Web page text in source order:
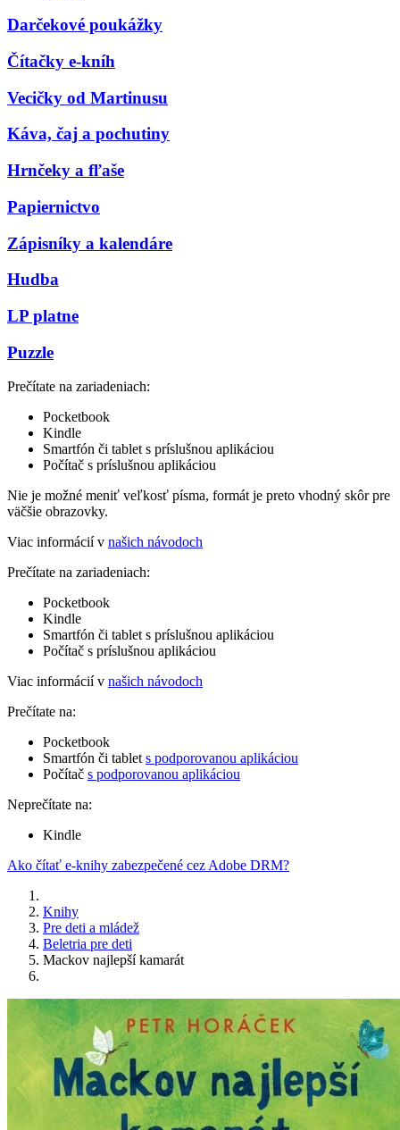
Darčekové poukážky
Čítačky e-kníh
Vecičky od Martinusu
Káva, čaj a pochutiny
Hrnčeky a fľaše
Papiernictvo
Zápisníky a kalendáre
Hudba
LP platne
Puzzle
Prečítate na zariadeniach:
Pocketbook
Kindle
Smartfón či tablet s príslušnou aplikáciou
Počítač s príslušnou aplikáciou
Nie je možné meniť veľkosť písma, formát je preto vhodný skôr pre
väčšie obrazovky.
Viac informácií v našich návodoch
Prečítate na zariadeniach:
Pocketbook
Kindle
Smartfón či tablet s príslušnou aplikáciou
Počítač s príslušnou aplikáciou
Viac informácií v našich návodoch
Prečítate na:
Pocketbook
Smartfón či tablet s podporovanou aplikáciou
Počítač s podporovanou aplikáciou
Neprečítate na:
Kindle
Ako čítať e-knihy zabezpečené cez Adobe DRM?
Knihy
Pre deti a mládež
Beletria pre deti
Mackov najlepší kamarát